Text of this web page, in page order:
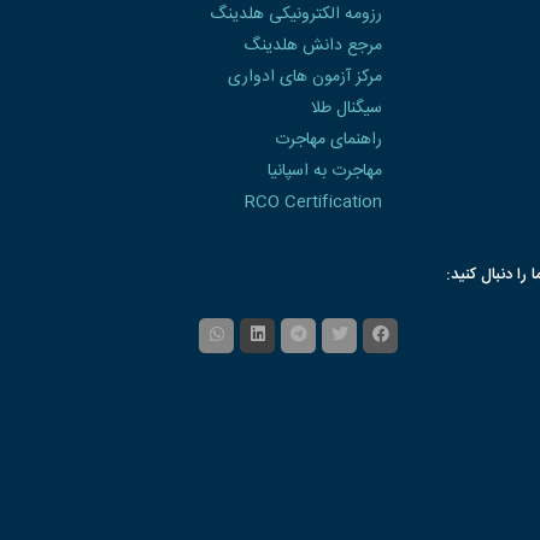
رزومه الکترونیکی هلدینگ
مرجع دانش هلدینگ
مرکز آزمون های ادواری
سیگنال طلا
راهنمای مهاجرت
مهاجرت به اسپانیا
RCO Certification
را دنبال کنید: